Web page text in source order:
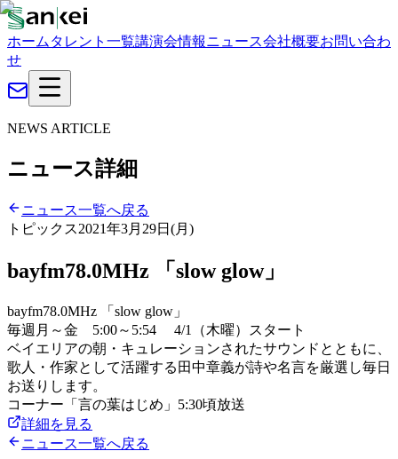
ホーム タレント一覧講演会情報ニュース会社概要お問い合わ
せ
NEWS ARTICLE
ニュース詳細
ニュース一覧へ戻る
トピックス2021年3月29日(月)
bayfm78.0MHz 「slow glow」
bayfm78.0MHz 「slow glow」
毎週月～金 5:00～5:54 4/1（木曜）スタート
ベイエリアの朝・キュレーションされたサウンドとともに、
歌人・作家として活躍する田中章義が詩や名言を厳選し毎日
お送りします。
コーナー「言の葉はじめ」5:30頃放送
詳細を見る
ニュース一覧へ戻る